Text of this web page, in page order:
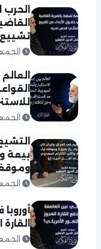
الجمعة 07
الجمعة 07
بيعة
وموقف
الجمعة 07
الجمعة 07